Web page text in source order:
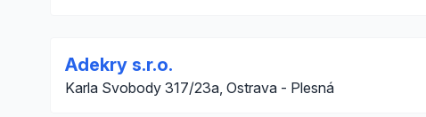
Adekry s.r.o.
Karla Svobody 317/23a, Ostrava - Plesná